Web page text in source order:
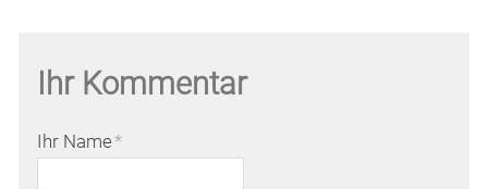
Ihr Kommentar
Ihr Name*